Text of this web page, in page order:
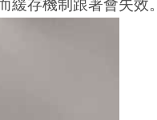
存機制跟著會失效。